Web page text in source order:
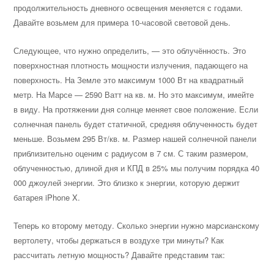
продолжительность дневного освещения меняется с годами.
Давайте возьмем для примера 10-часовой световой день.
Следующее, что нужно определить, — это облучённость. Это
поверхностная плотность мощности излучения, падающего на
поверхность. На Земле это максимум 1000 Вт на квадратный
метр. На Марсе — 2590 Ватт на кв. м. Но это максимум, имейте
в виду. На протяжении дня солнце меняет свое положение. Если
солнечная панель будет статичной, средняя облученность будет
меньше. Возьмем 295 Вт/кв. м. Размер нашей солнечной панели
приблизительно оценим с радиусом в 7 см. С таким размером,
облученностью, длиной дня и КПД в 25% мы получим порядка 40
000 джоулей энергии. Это близко к энергии, которую держит
батарея iPhone X.
Теперь ко второму методу. Сколько энергии нужно марсианскому
вертолету, чтобы держаться в воздухе три минуты? Как
рассчитать летную мощность? Давайте представим так: